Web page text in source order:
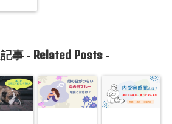
事 - Related Posts-